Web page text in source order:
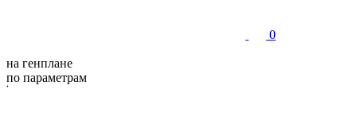
0
на генплане
по параметрам